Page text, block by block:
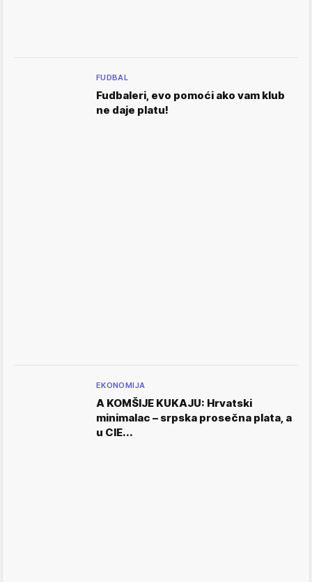
FUDBAL
Fudbaleri, evo pomoći ako vam klub
ne daje platu!
EKONOMIJA
A KOMŠIJE KUKAJU: Hrvatski
minimalac – srpska prosečna plata, a
u CIE...